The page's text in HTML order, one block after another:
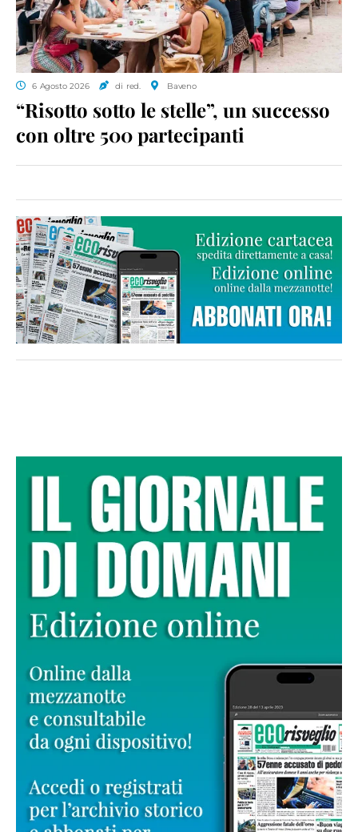
6 Agosto 2026 di red. Baveno
“Risotto sotto le stelle”, un successo
con oltre 500 partecipanti